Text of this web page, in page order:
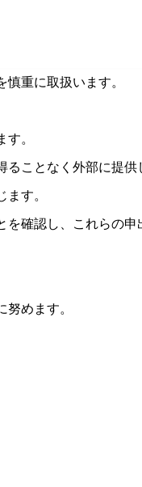
重に取扱います。
。
ことなく外部に提供
す。
確認し、これらの
めます。